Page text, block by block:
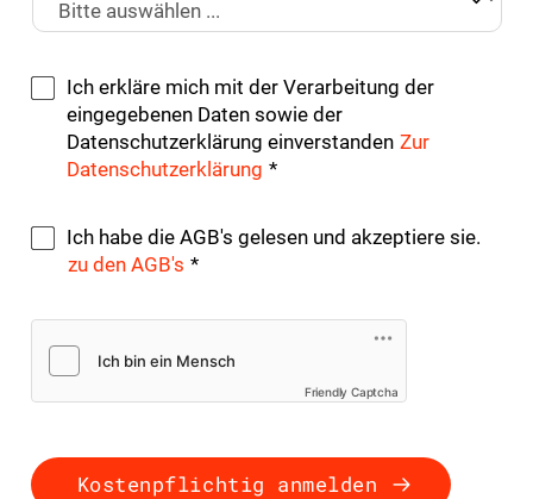
Ich erkläre mich mit der Verarbeitung der
eingegebenen Daten sowie der
Datenschutzerklärung einverstanden Zur
Datenschutzerklärung *
Ich habe die AGB's gelesen und akzeptiere sie.
zu den AGB's *
Friendly Captcha
Kostenpflichtig anmelden